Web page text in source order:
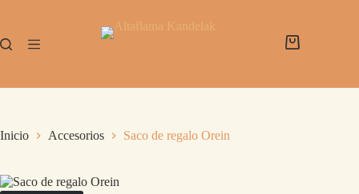
Inicio Accesorios Saco de regalo Orein